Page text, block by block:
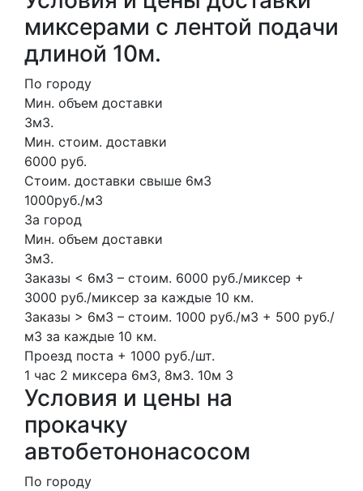
миксерами с лентой подачи
длиной 10м.
По городу
Мин. объем доставки
3м3.
Мин. стоим. доставки
6000 руб.
Стоим. доставки свыше 6м3
1000руб./м3
За город
Мин. объем доставки
3м3.
Заказы < 6м3 – стоим. 6000 руб./миксер +
3000 руб./миксер за каждые 10 км.
Заказы > 6м3 – стоим. 1000 руб./м3 + 500 руб./
м3 за каждые 10 км.
Проезд поста + 1000 руб./шт.
1 час 2 миксера 6м3, 8м3. 10м 3
Условия и цены на
прокачку
автобетононасосом
По городу